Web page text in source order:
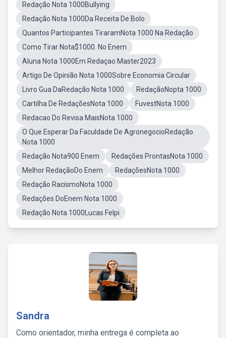
Redação Nota 1000Bullying
Redação Nota 1000Da Receita De Bolo
Quantos Participantes TiraramNota 1000 Na Redação
Como Tirar Nota$1000. No Enem
Aluna Nota 1000Em Redaçao Master2023
Artigo De Opinião Nota 1000Sobre Economia Circular
Livro Gua DaRedação Nota 1000
RedaçãoNopta 1000
Cartilha De RedaçõesNota 1000
FuvestNota 1000
Redacao Do Revisa MaisNota 1000
O Que Esperar Da Faculdade De AgronegocioRedação
Nota 1000
Redação Nota900 Enem
Redações ProntasNota 1000
Melhor RedaçãoDo Enem
RedaçõesNota 1000
Redação RacismoNota 1000
Redações DoEnem Nota 1000
Redação Nota 1000Lucas Felpi
Sandra
Como orientador, minha entrega é completa ao